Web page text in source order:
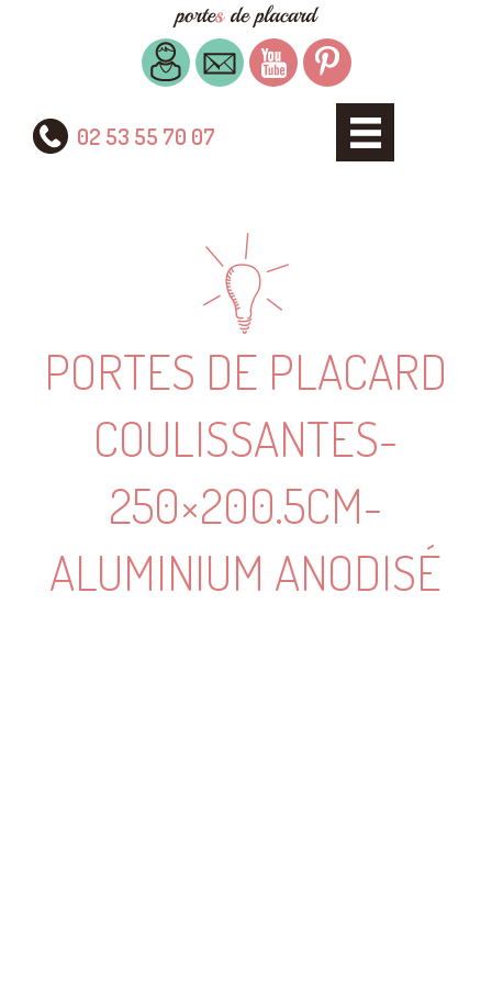
02 53 55 70 07
PORTES DE PLACARD
COULISSANTES-
250×200.5CM-
ALUMINIUM ANODISÉ